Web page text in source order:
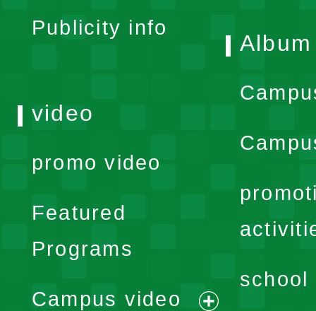
Publicity info
Album
school
video
promo video
Featured
Programs
Campus video